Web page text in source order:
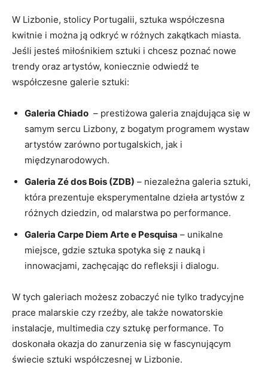
W Lizbonie, stolicy Portugalii, ‌sztuka współczesna
kwitnie i ​można ją odkryć w różnych zakątkach miasta.
Jeśli jesteś miłośnikiem sztuki i chcesz poznać nowe
trendy oraz artystów, koniecznie odwiedź te
współczesne galerie sztuki:
Galeria Chiado ‌ – prestiżowa galeria znajdująca się ⁤w
samym sercu ⁣Lizbony, z bogatym programem wystaw
artystów ‍zarówno portugalskich, jak ⁤i
międzynarodowych.
Galeria Zé dos Bois (ZDB) – niezależna galeria sztuki,
która prezentuje eksperymentalne dzieła artystów z
różnych ⁢dziedzin, od malarstwa po performance.
Galeria Carpe Diem Arte e Pesquisa – unikalne
⁣miejsce, gdzie ‍sztuka spotyka się z nauką i
innowacjami, zachęcając do refleksji i dialogu.
W tych galeriach możesz zobaczyć nie tylko tradycyjne
prace malarskie czy rzeźby, ale także nowatorskie
‌instalacje, multimedia czy sztukę performance. To
doskonała okazja do zanurzenia się w fascynującym
świecie sztuki współczesnej‍ w Lizbonie.